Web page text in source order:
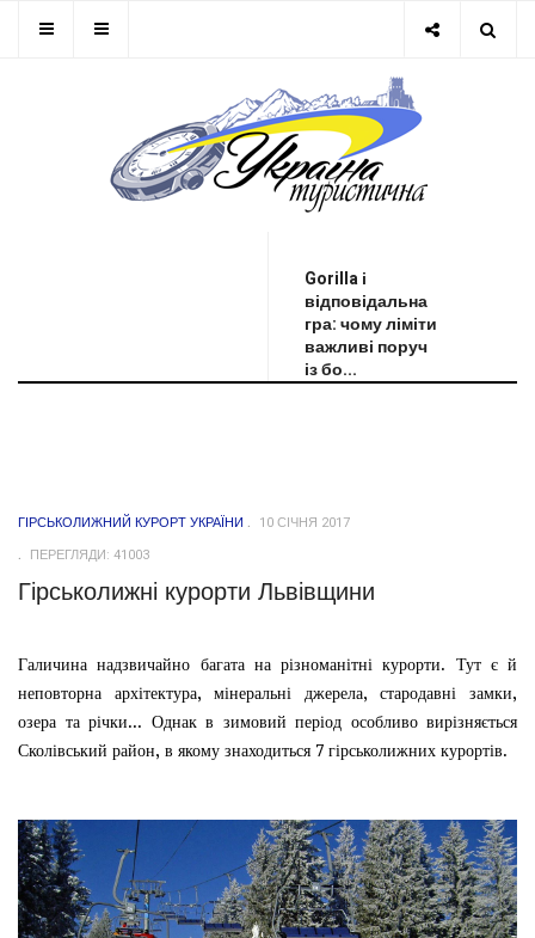
Gorilla і
відповідальна
гра: чому ліміти
важливі поруч
із бо...
ГІРСЬКОЛИЖНИЙ КУРОРТ УКРАЇНИ
10 СІЧНЯ 2017
ПЕРЕГЛЯДИ: 41003
Гірськолижні курорти Львівщини
Галичина надзвичайно багата на різноманітні курорти. Тут є й
неповторна архітектура, мінеральні джерела, стародавні замки,
озера та річки... Однак в зимовий період особливо вирізняється
Сколівський район, в якому знаходиться 7 гірськолижних курортів.